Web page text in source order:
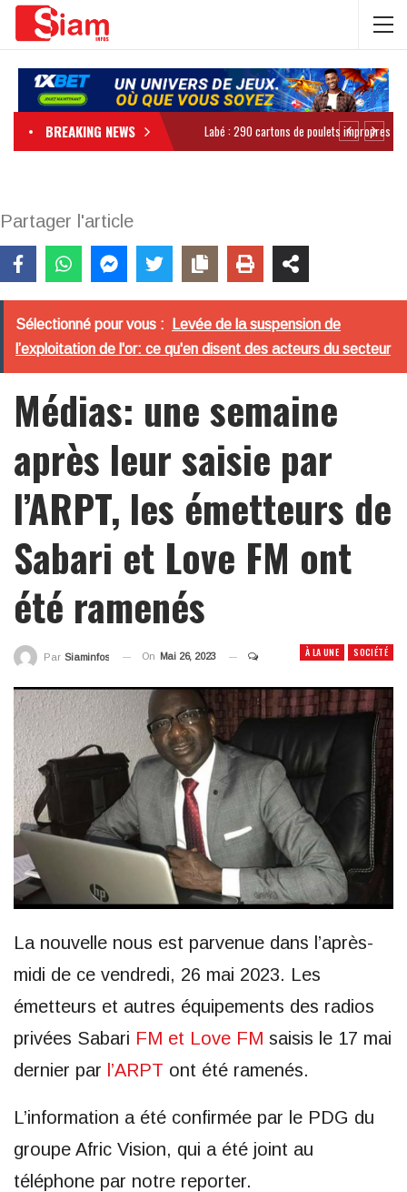
BREAKING NEWS
Partager l'article
Sélectionné pour vous :
Levée de la suspension de
l’exploitation de l'or: ce qu'en disent des acteurs du secteur
Médias: une semaine
après leur saisie par
l’ARPT, les émetteurs de
Sabari et Love FM ont
été ramenés
À LA UNE SOCIÉTÉ
Par Siaminfos On Mai 26, 2023
La nouvelle nous est parvenue dans l’après-
midi de ce vendredi, 26 mai 2023. Les
émetteurs et autres équipements des radios
privées Sabari FM et Love FM saisis le 17 mai
dernier par l’ARPT ont été ramenés.
L’information a été confirmée par le PDG du
groupe Afric Vision, qui a été joint au
téléphone par notre reporter.